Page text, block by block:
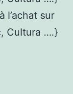
l’achat sur
Cultura ….}